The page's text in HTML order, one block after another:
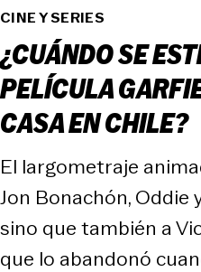
CINE Y SERIES
¿CUÁNDO SE
PELÍCULA
CASA EN CHILE?
El largometraje
Jon Bonachón, Oddie
sino que también a
que lo abandonó